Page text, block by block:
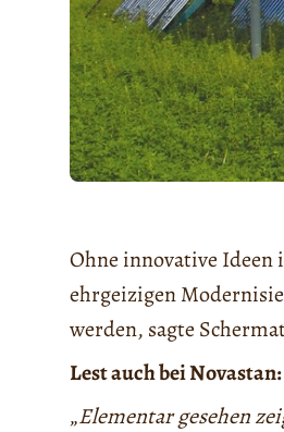
Ohne innovative
ehrgeizigen
werden, sagte
Lest auch bei Novastan:
„Elementar gesehen